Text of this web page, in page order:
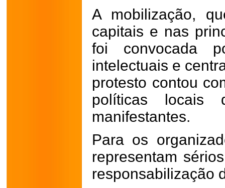
A mobilização,
capitais e nas
foi convocada
intelectuais e
protesto contou
políticas locais
manifestantes.
Para os
representam
responsabilização